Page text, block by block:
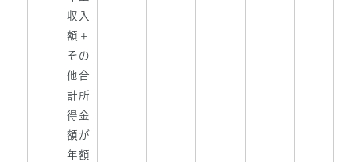
収入
額＋
その
他合
計所
得金
額が
年額